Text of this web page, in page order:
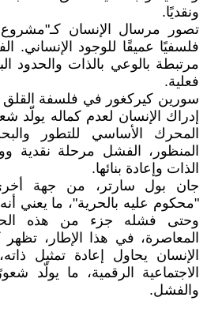
ونقديًا.
تصور مرسال الإنسان
فلسفيًا عميقًا للوجود الإنساني.
مرتبطة بالوعي بالذات والحدود
فعلية.
سورين كيركغور في فلسفة
إدراك الإنسان لعدم كماله يولّد
المحرك الأساسي للتطور
المنظور، الفشل مرحلة نقدية
الذات وإعادة بنائها.
جان بول سارتر، من جهة
"محكوم عليه بالحرية"، ما يعني
وحتى فشله جزء من هذه
المعاصرة، في هذا الإطار، تظهر
الإنسان يحاول إعادة تمثيل
الاجتماعية الرقمية، ما يولّد
والفشل.